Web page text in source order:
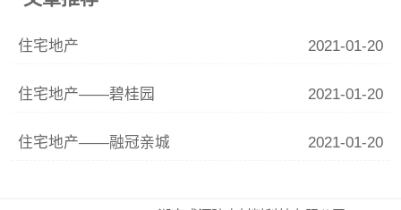
住宅地产 2021-01-20
住宅地产——碧桂园 2021-01-20
住宅地产——融冠亲城 2021-01-20